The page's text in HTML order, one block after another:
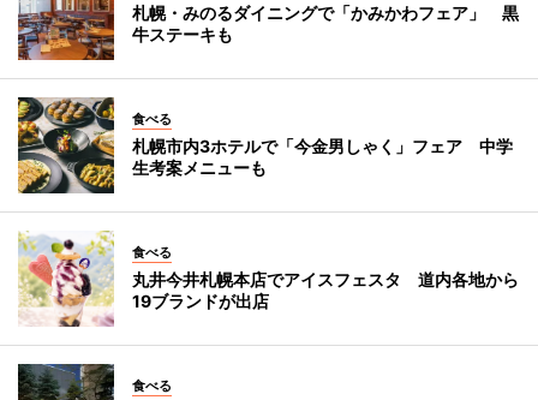
札幌・みのるダイニングで「かみかわフェア」 黒
牛ステーキも
食べる
札幌市内3ホテルで「今金男しゃく」フェア 中学
生考案メニューも
食べる
丸井今井札幌本店でアイスフェスタ 道内各地から
19ブランドが出店
食べる